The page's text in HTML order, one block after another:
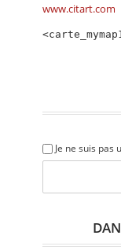
www.citart.com
Je ne suis pas